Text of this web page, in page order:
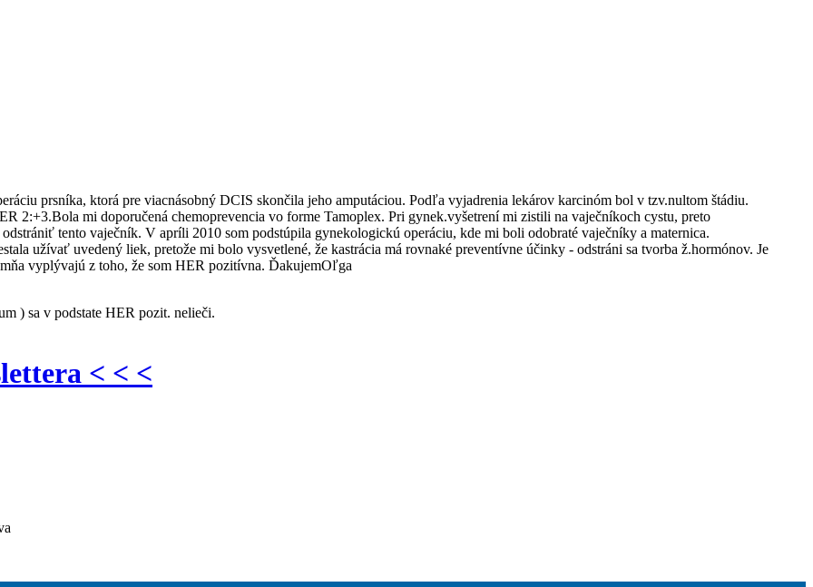
prsníka, ktorá pre viacnásobný DCIS skončila jeho amputáciou. Podľa vyjadrenia lekárov karcinóm bol v tzv.nultom štádiu.
2:+3.Bola mi doporučená chemoprevencia vo forme Tamoplex. Pri gynek.vyšetrení mi zistili na vaječníkoch cystu, preto
tento vaječník. V apríli 2010 som podstúpila gynekologickú operáciu, kde mi boli odobraté vaječníky a maternica.
užívať uvedený liek, pretože mi bolo vysvetlené, že kastrácia má rovnaké preventívne účinky - odstráni sa tvorba ž.hormónov. Je
vyplývajú z toho, že som HER pozitívna. ĎakujemOľga
) sa v podstate HER pozit. nelieči.
< < <